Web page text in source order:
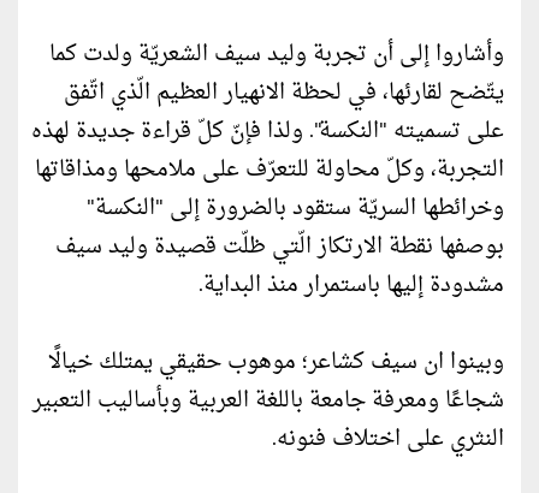
وأشاروا إلى أن تجربة وليد سيف الشعريّة ولدت كما
يتّضح لقارئها، في لحظة الانهيار العظيم الّذي اتّفق
على تسميته "النكسة". ولذا فإنّ كلّ قراءة جديدة لهذه
التجربة، وكلّ محاولة للتعرّف على ملامحها ومذاقاتها
وخرائطها السريّة ستقود بالضرورة إلى "النكسة"
بوصفها نقطة الارتكاز الّتي ظلّت قصيدة وليد سيف
مشدودة إليها باستمرار منذ البداية.
وبينوا ان سيف كشاعر؛ موهوب حقيقي يمتلك خيالًا
شجاعًا ومعرفة جامعة باللغة العربية وبأساليب التعبير
النثري على اختلاف فنونه.